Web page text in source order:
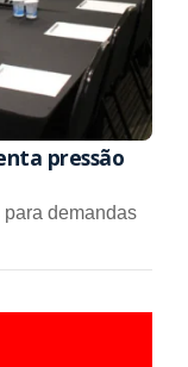
pressão
demandas